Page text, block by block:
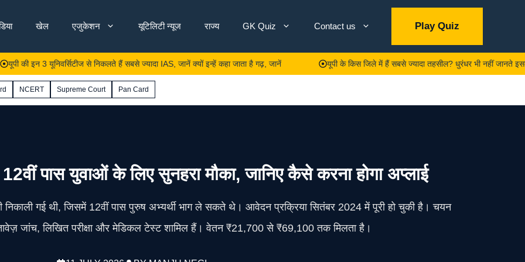
खेल एजुकेशन यूटिलिटी न्यूज राज्य GK Quiz Contact us Play Quiz
इन 3 यूनिवर्सिटीज से निकलते हैं सबसे ज्यादा IAS, जानें क्यों इन्हें कहा जाता है गढ़, जानें यूपी के किस जिले में हैं सबसे ज्यादा तहसील? धुरंधर भी नहीं जानते इसका जवाब,
NCERT Supreme Court Pan Card
पास युवाओं के लिए सुनहरा मौका, जानिए कैसे करना होगा अप्लाई
गई थी, जिसमें 12वीं पास पुरुष अभ्यर्थी भाग ले सकते थे। आवेदन प्रक्रिया सितंबर 2024 में पूरी हो चुकी है। चयन
जांच, लिखित परीक्षा और मेडिकल टेस्ट शामिल हैं। वेतन ₹21,700 से ₹69,100 तक मिलता है।